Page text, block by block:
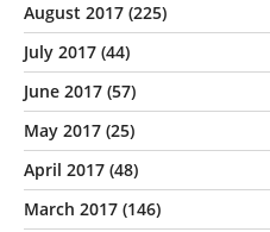
August 2017 (225)
July 2017 (44)
June 2017 (57)
May 2017 (25)
April 2017 (48)
March 2017 (146)